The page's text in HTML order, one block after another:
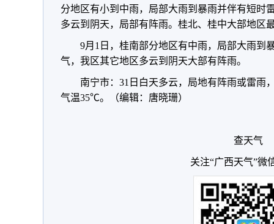
分地区有小到中雨，局部大雨到暴雨并伴有短时
多云到阴天，局部有阵雨。桂北、桂中大部地区
9月1日，桂南部分地区有中雨，局部大雨到
气，我区其它地区多云到阴天大部有阵雨。
南宁市：31日白天多云，局地有阵雨或雷雨
气温35℃。（编辑：唐晓珊）
查天气
关注“广西天气”微